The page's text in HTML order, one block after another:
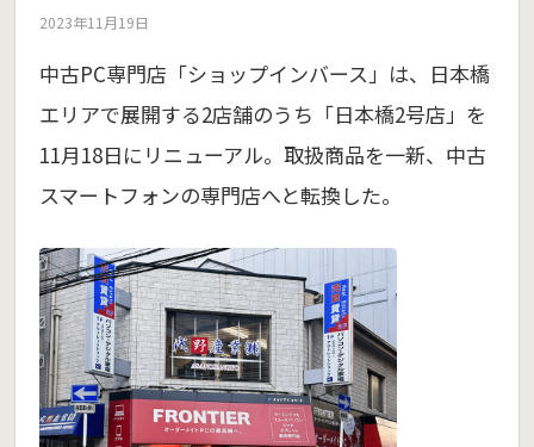
2023年11月19日
中古PC専門店「ショップインバース」は、日本橋
エリアで展開する2店舗のうち「日本橋2号店」を
11月18日にリニューアル。取扱商品を一新、中古
スマートフォンの専門店へと転換した。